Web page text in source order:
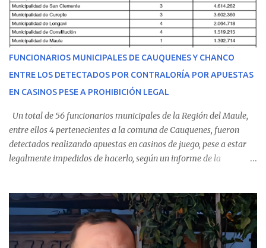
Talca con escolta de Carabineros. En medio del traslado, el
estudiante de medicina de 25 años, se agravó y pese a los esfuerzos
del personal de emergencia terminó falleciendo, sin alcanzar a
recibir atención especializada en el centro de destino. Apenas se
conoció la gravedad de su condición, sus padres —residentes en
Villarrica— se trasladaron a Cauquenes con la esperanza de una
evolución favorable. No obstante, alrededo...
FUNCIONARIOS MUNICIPALES DE CAUQUENES Y CHANCO
ENTRE LOS DETECTADOS POR CONTRALORÍA POR APUESTAS
EN CASINOS PESE A PROHIBICIÓN LEGAL
Un total de 56 funcionarios municipales de la Región del Maule,
entre ellos 4 pertenecientes a la comuna de Cauquenes, fueron
detectados realizando apuestas en casinos de juego, pese a estar
legalmente impedidos de hacerlo, según un informe de la
estableció que estos funcionarios —quienes administran o
custodian fondos públicos— efectuaron transacciones por un
monto total de $116.075.918 entre enero de 2024 y junio de 2025.
En el detalle regional, se indica que en la comuna de Cauquenes se